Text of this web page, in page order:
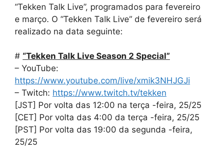
“Tekken Talk Live”, programados para fevereiro
e março. O “Tekken Talk Live” de fevereiro será
realizado na data seguinte:
# “Tekken Talk Live Season 2 Special”
– YouTube:
https://www.youtube.com/live/xmik3NHJGJi
– Twitch: https://www.twitch.tv/tekken
[JST] Por volta das 12:00 na terça -feira, 25/25
[CET] Por volta das 4:00 da terça -feira, 25/25
[PST] Por volta das 19:00 da segunda -feira,
25/25